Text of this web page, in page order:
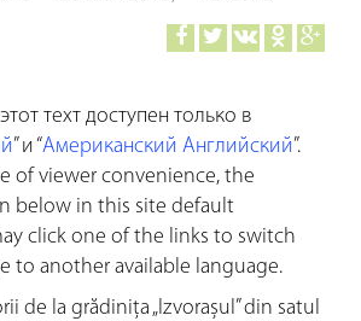
техт доступен только в
” и “Американский Английский”.
of viewer convenience, the
below in this site default
click one of the links to switch
to another available language.
de la grădinița „Izvorașul” din satul